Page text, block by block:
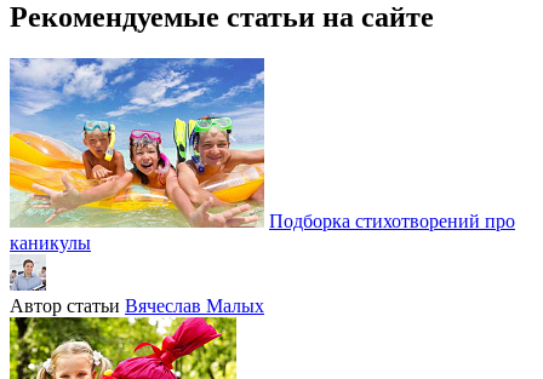
Рекомендуемые статьи на сайте
Подборка стихотворений про
каникулы
Автор статьи Вячеслав Малых